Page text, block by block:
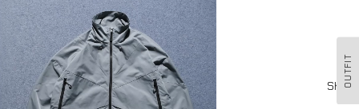
Shop
OUTFIT